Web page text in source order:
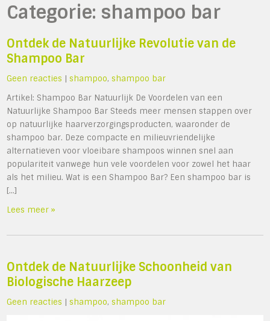
Categorie: shampoo bar
Ontdek de Natuurlijke Revolutie van de
Shampoo Bar
Geen reacties |shampoo,shampoo bar
Artikel: Shampoo Bar Natuurlijk De Voordelen van een
Natuurlijke Shampoo Bar Steeds meer mensen stappen over
op natuurlijke haarverzorgingsproducten, waaronder de
shampoo bar. Deze compacte en milieuvriendelijke
alternatieven voor vloeibare shampoos winnen snel aan
populariteit vanwege hun vele voordelen voor zowel het haar
als het milieu. Wat is een Shampoo Bar? Een shampoo bar is
[…]
Lees meer »
Ontdek de Natuurlijke Schoonheid van
Biologische Haarzeep
Geen reacties |shampoo,shampoo bar